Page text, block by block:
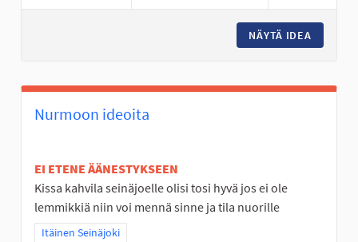
NÄYTÄ IDEA
Nurmoon ideoita
EI ETENE ÄÄNESTYKSEEN
Kissa kahvila seinäjoelle olisi tosi hyvä jos ei ole
lemmikkiä niin voi mennä sinne ja tila nuorille
Rajaa tulokset teeman mukaan: Itäinen Seinäjoki
Itäinen Seinäjoki